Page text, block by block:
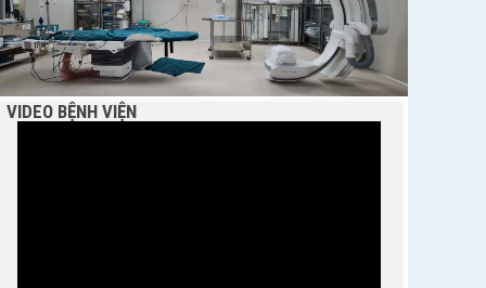
VIDEO BỆNH VIỆN
BỆNH VIỆN NGUYỄN ĐÌNH CHIỂU TIẾP TỤC TRIỂN
KHAI KỸ THUẬT CHUYÊN SÂU TRONG KHÁM,
CHỮA BỆNH